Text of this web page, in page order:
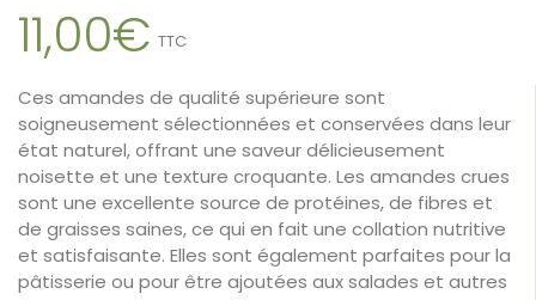
11,00€ TTC
Ces amandes de qualité supérieure sont
soigneusement sélectionnées et conservées dans leur
état naturel, offrant une saveur délicieusement
noisette et une texture croquante. Les amandes crues
sont une excellente source de protéines, de fibres et
de graisses saines, ce qui en fait une collation nutritive
et satisfaisante. Elles sont également parfaites pour la
pâtisserie ou pour être ajoutées aux salades et autres